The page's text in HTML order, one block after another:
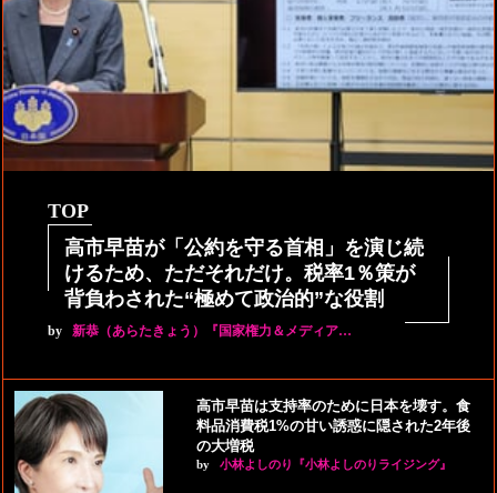
TOP
高市早苗が「公約を守る首相」を演じ続
けるため、ただそれだけ。税率1％策が
背負わされた“極めて政治的”な役割
by 新恭（あらたきょう）『国家権力＆メディア…
高市早苗は支持率のために日本を壊す。食
料品消費税1%の甘い誘惑に隠された2年後
の大増税
by 小林よしのり『小林よしのりライジング』